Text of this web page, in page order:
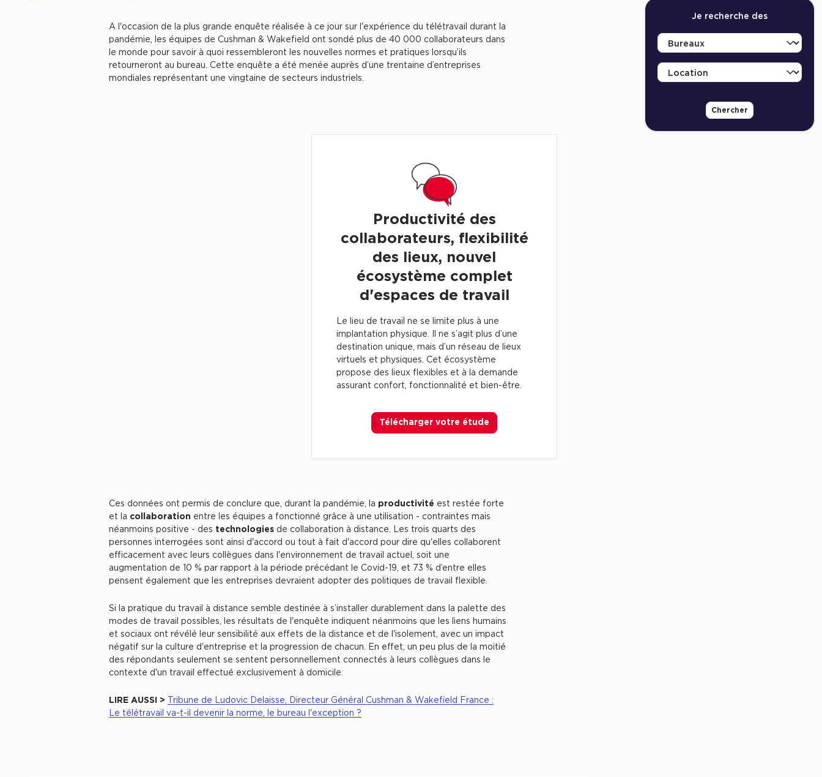
Je recherche des
Chercher
A l'occasion de la plus grande enquête réalisée à ce jour sur l'expérience du télétravail durant la
pandémie, les équipes de Cushman & Wakefield ont sondé plus de 40 000 collaborateurs dans
le monde pour savoir à quoi ressembleront les nouvelles normes et pratiques lorsqu’ils
retourneront au bureau. Cette enquête a été menée auprès d’une trentaine d’entreprises
mondiales représentant une vingtaine de secteurs industriels.
Productivité des
collaborateurs, flexibilité
des lieux, nouvel
écosystème complet
d'espaces de travail
Le lieu de travail ne se limite plus à une
implantation physique. Il ne s’agit plus d’une
destination unique, mais d’un réseau de lieux
virtuels et physiques. Cet écosystème
propose des lieux flexibles et à la demande
assurant confort, fonctionnalité et bien-être.
Télécharger votre étude
Ces données ont permis de conclure que, durant la pandémie, la productivité est restée forte
et la collaboration entre les équipes a fonctionné grâce à une utilisation - contraintes mais
néanmoins positive - des technologiesde collaboration à distance. Les trois quarts des
personnes interrogées sont ainsi d'accord ou tout à fait d'accord pour dire qu'elles collaborent
efficacement avec leurs collègues dans l'environnement de travail actuel, soit une
augmentation de 10 % par rapport à la période précédant le Covid-19, et 73 % d’entre elles
pensent également que les entreprises devraient adopter des politiques de travail flexible.
Si la pratique du travail à distance semble destinée à s’installer durablement dans la palette des
modes de travail possibles, les résultats de l'enquête indiquent néanmoins que les liens humains
et sociaux ont révélé leur sensibilité aux effets de la distance et de l'isolement, avec un impact
négatif sur la culture d'entreprise et la progression de chacun. En effet, un peu plus de la moitié
des répondants seulement se sentent personnellement connectés à leurs collègues dans le
contexte d'un travail effectué exclusivement à domicile.
LIRE AUSSI >
Tribune de Ludovic Delaisse, Directeur Général Cushman & Wakefield France :
Le télétravail va-t-il devenir la norme, le bureau l'exception ?